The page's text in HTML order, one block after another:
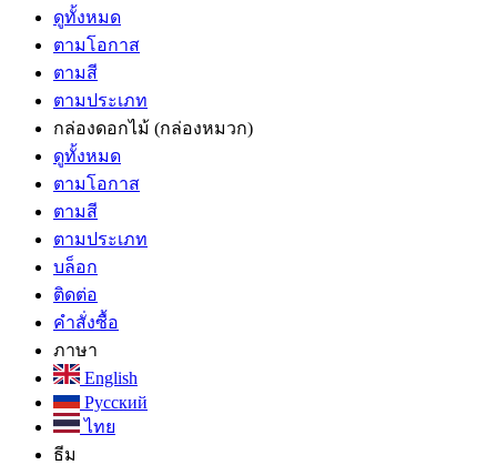
ดูทั้งหมด
ตามโอกาส
ตามสี
ตามประเภท
กล่องดอกไม้ (กล่องหมวก)
ดูทั้งหมด
ตามโอกาส
ตามสี
ตามประเภท
บล็อก
ติดต่อ
คำสั่งซื้อ
ภาษา
English
Русский
ไทย
ธีม